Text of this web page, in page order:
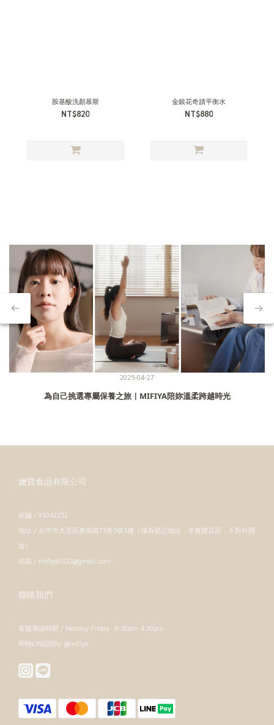
胺基酸洗顏慕斯
NT$820
金銀花奇蹟平衡水
NT$880
2025-04-27
為自己挑選專屬保養之旅｜MIFIYA陪妳溫柔跨越時光
嬤寶食品有限公司
統編 / 91042232
地址 / 台中市大里區東南路73巷5號1樓（僅為登記地址，非實體店面，不對外開
放）
信箱 / mifiya0322@gmail.com
聯絡我們
客服專線時間 / Monday-Friday 8:30am-4:30pm
即時LINE諮詢/ @mifiya